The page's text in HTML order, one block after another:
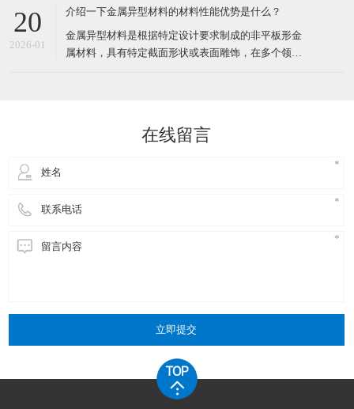
氧化特性铜异型线铜在空气中易与氧气、水分反应生
或发黑。尤其在高温环境下（如绝缘挤出工艺中的
150℃交联管道）
20
2026-01
介绍一下金属异型材料的材料性能优势是什么？
​金属异型材料是根据特定设计要求制成的非平板形金
属材料，具有特定截面形状或表面雕饰，在多个领域
型铜材导电率可达98在线留言
立即提交